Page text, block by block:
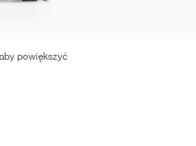
powiększyć